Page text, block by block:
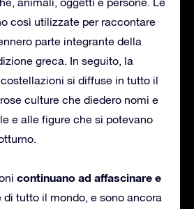
così utilizzate per raccontare
parte integrante della
greca. In seguito, la
si diffuse in tutto il
culture che diedero nomi e
e alle figure che si potevano
continuano ad affascinare e
di tutto il mondo, e sono ancora